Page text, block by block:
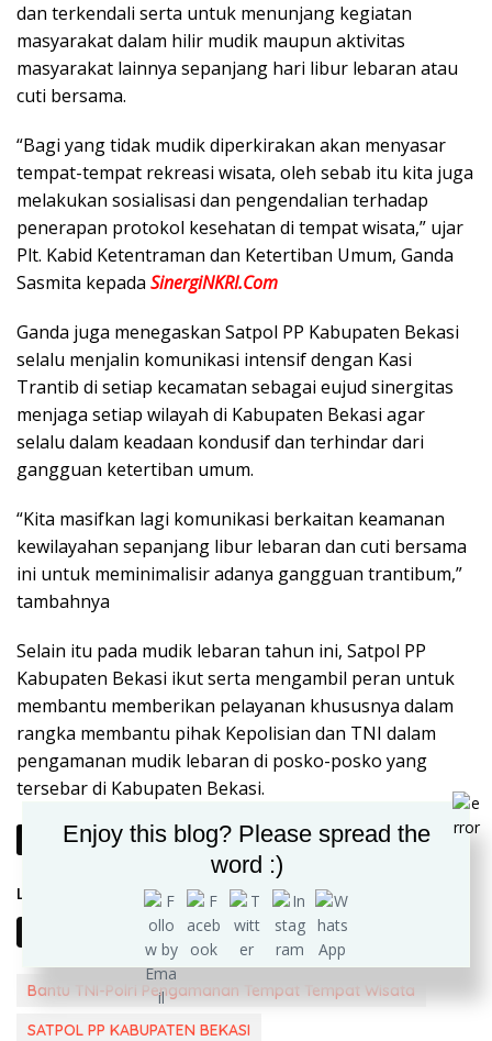
dan terkendali serta untuk menunjang kegiatan
masyarakat dalam hilir mudik maupun aktivitas
masyarakat lainnya sepanjang hari libur lebaran atau
cuti bersama.
“Bagi yang tidak mudik diperkirakan akan menyasar
tempat-tempat rekreasi wisata, oleh sebab itu kita juga
melakukan sosialisasi dan pengendalian terhadap
penerapan protokol kesehatan di tempat wisata,” ujar
Plt. Kabid Ketentraman dan Ketertiban Umum, Ganda
Sasmita kepada SinergiNKRI.Com
Ganda juga menegaskan Satpol PP Kabupaten Bekasi
selalu menjalin komunikasi intensif dengan Kasi
Trantib di setiap kecamatan sebagai eujud sinergitas
menjaga setiap wilayah di Kabupaten Bekasi agar
selalu dalam keadaan kondusif dan terhindar dari
gangguan ketertiban umum.
“Kita masifkan lagi komunikasi berkaitan keamanan
kewilayahan sepanjang libur lebaran dan cuti bersama
ini untuk meminimalisir adanya gangguan trantibum,”
tambahnya
Selain itu pada mudik lebaran tahun ini, Satpol PP
Kabupaten Bekasi ikut serta mengambil peran untuk
membantu memberikan pelayanan khususnya dalam
rangka membantu pihak Kepolisian dan TNI dalam
pengamanan mudik lebaran di posko-posko yang
tersebar di Kabupaten Bekasi.
Berikutnya
Laman:
Bantu TNI-Polri Pengamanan Tempat Tempat Wisata
SATPOL PP KABUPATEN BEKASI
Enjoy this blog? Please spread the
word :)